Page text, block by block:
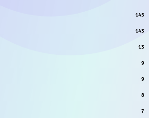
145
143
13
9
9
8
7